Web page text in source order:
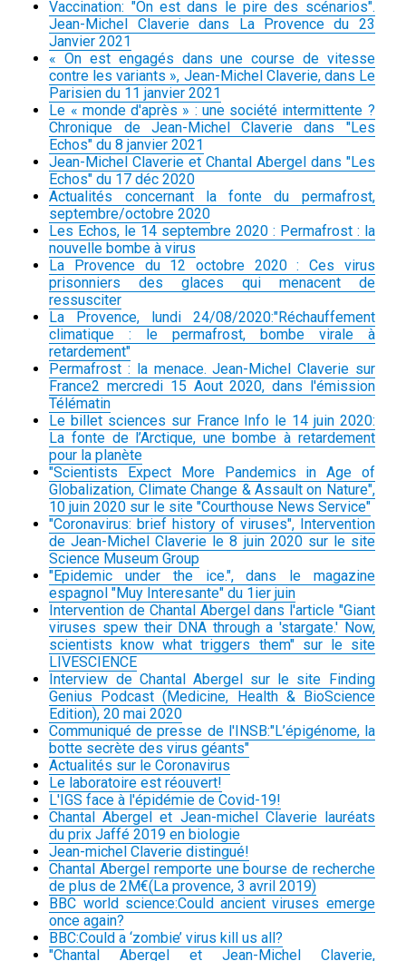
Vaccination: "On est dans le pire des scénarios".
Jean-Michel Claverie dans La Provence du 23
Janvier 2021
« On est engagés dans une course de vitesse
contre les variants », Jean-Michel Claverie, dans Le
Parisien du 11 janvier 2021
Le « monde d'après » : une société intermittente ?
Chronique de Jean-Michel Claverie dans "Les
Echos" du 8 janvier 2021
Jean-Michel Claverie et Chantal Abergel dans "Les
Echos" du 17 déc 2020
Actualités concernant la fonte du permafrost,
septembre/octobre 2020
Les Echos, le 14 septembre 2020 : Permafrost : la
nouvelle bombe à virus
La Provence du 12 octobre 2020 : Ces virus
prisonniers des glaces qui menacent de
ressusciter
La Provence, lundi 24/08/2020:"Réchauffement
climatique : le permafrost, bombe virale à
retardement"
Permafrost : la menace. Jean-Michel Claverie sur
France2 mercredi 15 Aout 2020, dans l'émission
Télématin
Le billet sciences sur France Info le 14 juin 2020:
La fonte de l’Arctique, une bombe à retardement
pour la planète
"Scientists Expect More Pandemics in Age of
Globalization, Climate Change & Assault on Nature",
10 juin 2020 sur le site "Courthouse News Service"
"Coronavirus: brief history of viruses", Intervention
de Jean-Michel Claverie le 8 juin 2020 sur le site
Science Museum Group
"Epidemic under the ice.", dans le magazine
espagnol "Muy Interesante" du 1ier juin
Intervention de Chantal Abergel dans l'article "Giant
viruses spew their DNA through a 'stargate.' Now,
scientists know what triggers them" sur le site
LIVESCIENCE
Interview de Chantal Abergel sur le site Finding
Genius Podcast (Medicine, Health & BioScience
Edition), 20 mai 2020
Communiqué de presse de l'INSB:"L’épigénome, la
botte secrète des virus géants"
Actualités sur le Coronavirus
Le laboratoire est réouvert!
L'IGS face à l'épidémie de Covid-19!
Chantal Abergel et Jean-michel Claverie lauréats
du prix Jaffé 2019 en biologie
Jean-michel Claverie distingué!
Chantal Abergel remporte une bourse de recherche
de plus de 2M€(La provence, 3 avril 2019)
BBC world science:Could ancient viruses emerge
once again?
BBC:Could a ‘zombie’ virus kill us all?
"Chantal Abergel et Jean-Michel Claverie,